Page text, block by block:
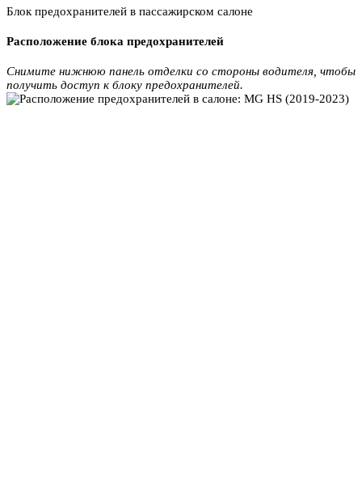
Блок предохранителей в пассажирском салоне
Расположение блока предохранителей
Снимите нижнюю панель отделки со стороны водителя, чтобы
получить доступ к блоку предохранителей.